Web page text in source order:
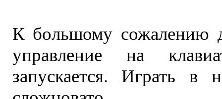
К большому сожалению
управление на
запускается. Играть в